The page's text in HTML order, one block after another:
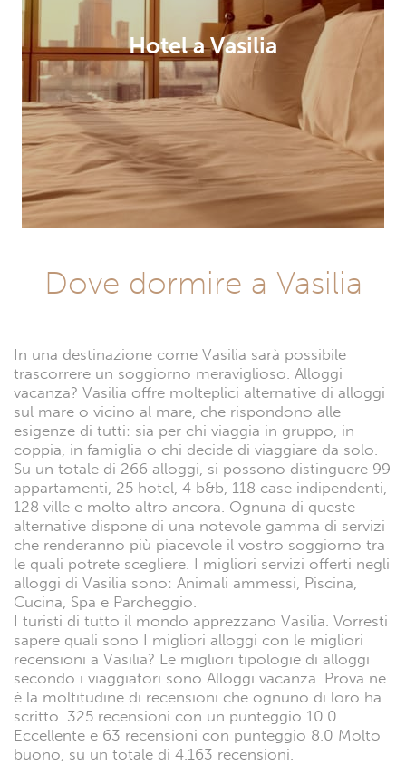
Hotel a Vasilia
Dove dormire a Vasilia
In una destinazione come Vasilia sarà possibile
trascorrere un soggiorno meraviglioso. Alloggi
vacanza? Vasilia offre molteplici alternative di alloggi
sul mare o vicino al mare, che rispondono alle
esigenze di tutti: sia per chi viaggia in gruppo, in
coppia, in famiglia o chi decide di viaggiare da solo.
Su un totale di 266 alloggi, si possono distinguere 99
appartamenti, 25 hotel, 4 b&b, 118 case indipendenti,
128 ville e molto altro ancora. Ognuna di queste
alternative dispone di una notevole gamma di servizi
che renderanno più piacevole il vostro soggiorno tra
le quali potrete scegliere. I migliori servizi offerti negli
alloggi di Vasilia sono: Animali ammessi, Piscina,
Cucina, Spa e Parcheggio.
I turisti di tutto il mondo apprezzano Vasilia. Vorresti
sapere quali sono I migliori alloggi con le migliori
recensioni a Vasilia? Le migliori tipologie di alloggi
secondo i viaggiatori sono Alloggi vacanza. Prova ne
è la moltitudine di recensioni che ognuno di loro ha
scritto. 325 recensioni con un punteggio 10.0
Eccellente e 63 recensioni con punteggio 8.0 Molto
buono, su un totale di 4.163 recensioni.